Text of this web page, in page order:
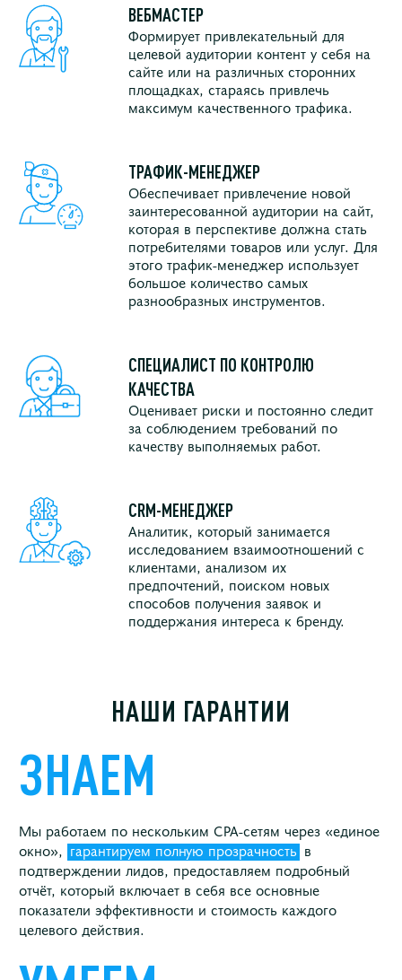
ВЕБМАСТЕР
Формирует привлекательный для
целевой аудитории контент у себя на
сайте или на различных сторонних
площадках, стараясь привлечь
максимум качественного трафика.
ТРАФИК-МЕНЕДЖЕР
Обеспечивает привлечение новой
заинтересованной аудитории на сайт,
которая в перспективе должна стать
потребителями товаров или услуг. Для
этого трафик-менеджер использует
большое количество самых
разнообразных инструментов.
СПЕЦИАЛИСТ ПО КОНТРОЛЮ
КАЧЕСТВА
Оценивает риски и постоянно следит
за соблюдением требований по
качеству выполняемых работ.
CRM-МЕНЕДЖЕР
Аналитик, который занимается
исследованием взаимоотношений с
клиентами, анализом их
предпочтений, поиском новых
способов получения заявок и
поддержания интереса к бренду.
НАШИ ГАРАНТИИ
ЗНАЕМ
Мы работаем по нескольким CPA-сетям через «единое
окно», гарантируем полную прозрачность в
подтверждении лидов, предоставляем подробный
отчёт, который включает в себя все основные
показатели эффективности и стоимость каждого
целевого действия.